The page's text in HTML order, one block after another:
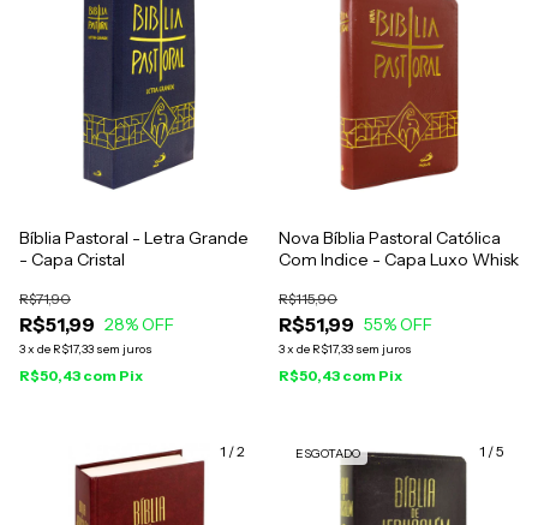
Bíblia Pastoral - Letra Grande
- Capa Cristal
R$51,99
R$71,90
28% OFF
3x de R$17,33 sem juros
R$50,43 com Pix
Nova Bíblia Pastoral Católica
Com Indice - Capa Luxo Whisk
R$51,99
R$115,90
55% OFF
3x de R$17,33 sem juros
R$50,43 com Pix
1 /2 1 /5
ESGOTADO